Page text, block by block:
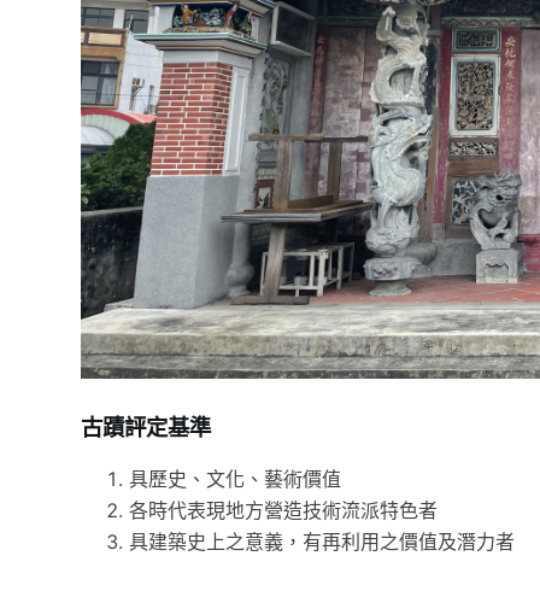
古蹟評定基準
具歷史、文化、藝術價值
各時代表現地方營造技術流派特色者
具建築史上之意義，有再利用之價值及潛力者